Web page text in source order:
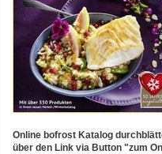
Online bofrost Katalog
über den Link via Button "zum